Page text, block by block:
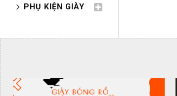
PHỤ KIỆN GIÀY